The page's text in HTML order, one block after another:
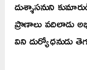
దుశ్శాసనుని
ప్రాణాలు వదిలాడు
విని